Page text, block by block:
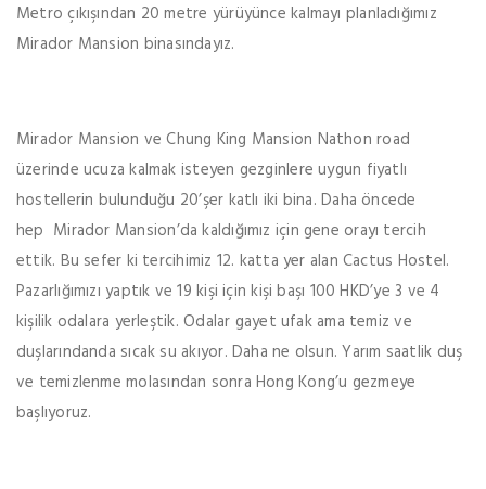
Metro çıkışından 20 metre yürüyünce kalmayı planladığımız
Mirador Mansion binasındayız.
Mirador Mansion ve Chung King Mansion Nathon road
üzerinde ucuza kalmak isteyen gezginlere uygun fiyatlı
hostellerin bulunduğu 20’şer katlı iki bina. Daha öncede
hep Mirador Mansion’da kaldığımız için gene orayı tercih
ettik. Bu sefer ki tercihimiz 12. katta yer alan Cactus Hostel.
Pazarlığımızı yaptık ve 19 kişi için kişi başı 100 HKD’ye 3 ve 4
kişilik odalara yerleştik. Odalar gayet ufak ama temiz ve
duşlarındanda sıcak su akıyor. Daha ne olsun. Yarım saatlik duş
ve temizlenme molasından sonra Hong Kong’u gezmeye
başlıyoruz.